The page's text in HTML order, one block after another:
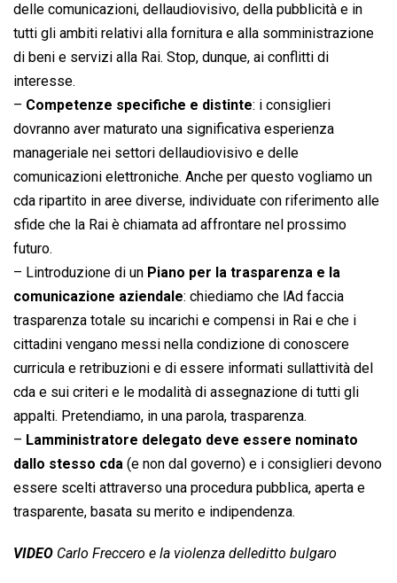
delle comunicazioni, dellaudiovisivo, della pubblicità e in
tutti gli ambiti relativi alla fornitura e alla somministrazione
di beni e servizi alla Rai. Stop, dunque, ai conflitti di
interesse.
– Competenze specifiche e distinte: i consiglieri
dovranno aver maturato una significativa esperienza
manageriale nei settori dellaudiovisivo e delle
comunicazioni elettroniche. Anche per questo vogliamo un
cda ripartito in aree diverse, individuate con riferimento alle
sfide che la Rai è chiamata ad affrontare nel prossimo
futuro.
– Lintroduzione di un Piano per la trasparenza e la
comunicazione aziendale: chiediamo che lAd faccia
trasparenza totale su incarichi e compensi in Rai e che i
cittadini vengano messi nella condizione di conoscere
curricula e retribuzioni e di essere informati sullattività del
cda e sui criteri e le modalità di assegnazione di tutti gli
appalti. Pretendiamo, in una parola, trasparenza.
– Lamministratore delegato deve essere nominato
dallo stesso cda (e non dal governo) e i consiglieri devono
essere scelti attraverso una procedura pubblica, aperta e
trasparente, basata su merito e indipendenza.
VIDEO Carlo Freccero e la violenza delleditto bulgaro